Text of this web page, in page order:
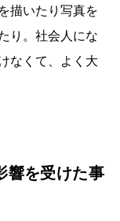
描いたり写真を
り。社会人にな
なくて、よく大
響を受けた事